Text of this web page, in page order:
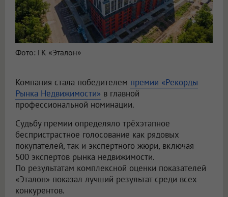
Фото: ГК «Эталон»
Компания стала победителем премии «Рекорды
Рынка Недвижимости» в главной
профессиональной номинации.
Судьбу премии определяло трёхэтапное
беспристрастное голосование как рядовых
покупателей, так и экспертного жюри, включая
500 экспертов рынка недвижимости.
По результатам комплексной оценки показателей
«Эталон» показал лучший результат среди всех
конкурентов.